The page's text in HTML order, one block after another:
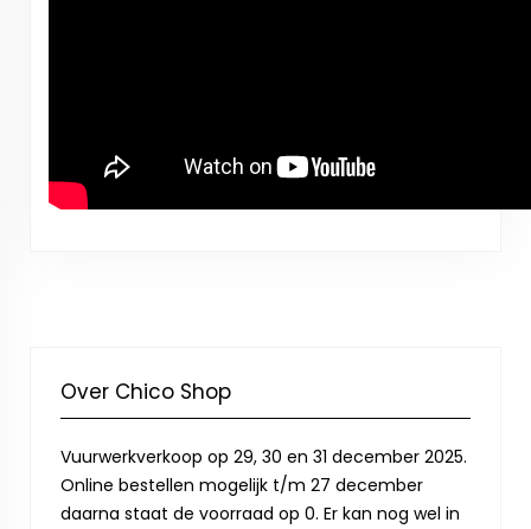
Over Chico Shop
Vuurwerkverkoop op 29, 30 en 31 december 2025.
Online bestellen mogelijk t/m 27 december
daarna staat de voorraad op 0. Er kan nog wel in